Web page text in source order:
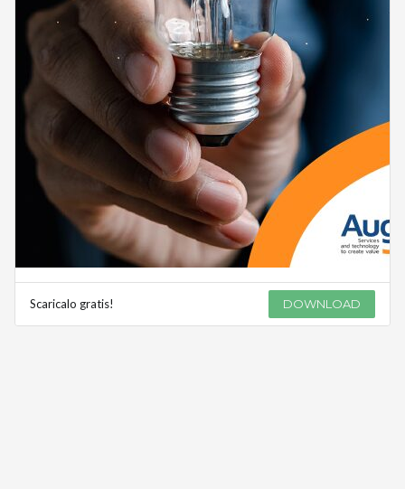
Scaricalo gratis! DOWNLOAD